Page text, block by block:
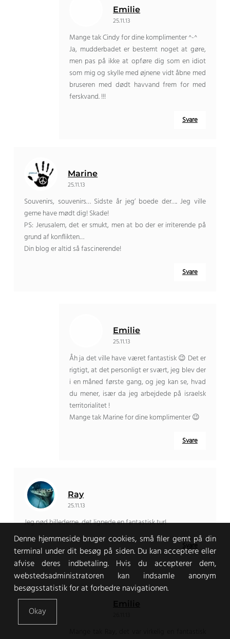
Emilie
25.11.13
Mange tak Cindy for dine komplimenter ^-^
Ja, mudderbadet er bestemt noget at gøre,
men pas på ikke at opføre dig som en idiot
som mig og skylle med øjnene vidt åbne med
bruseren med dødt havvand frem for med
ferskvand. !!!
Svare
Marine
25.11.13
Souvenirs, souvenirs… Sidste år jeg’ boede der…. Jeg ville
gerne have mødt dig! Skade!
PS: Jerusalem, det er smukt, men at bo der er irriterende på
grund af konflikten…
Din blog er altid så fascinerende!
Svare
Emilie
25.11.13
Åh ja det ville have været fantastisk 😉 Det er
rigtigt, at det personligt er svært, jeg blev der
i en måned første gang, og jeg kan se, hvad
du mener, især da jeg arbejdede på israelsk
territorialitet !
Mange tak Marine for dine komplimenter 😉
Svare
Ray
25.11.13
Jeg nød billederne, det lignede en fantastisk tur!
Svare
Emilie
Denne hjemmeside bruger cookies, små filer gemt på din
terminal under dit besøg på siden. Du kan acceptere eller
afvise deres indbetaling. Hvis du accepterer dem,
webstedsadministratoren kan indsamle anonym
besøgsstatistik for at forbedre navigationen.
Okay